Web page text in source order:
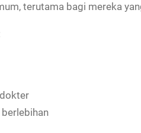
terutama bagi mereka